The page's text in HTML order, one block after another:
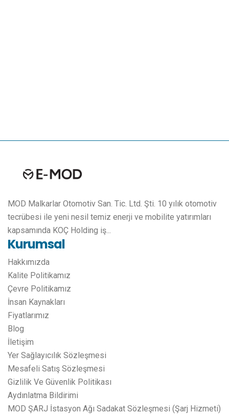
MOD Malkarlar Otomotiv San. Tic. Ltd. Şti. 10 yılık otomotiv
tecrübesi ile yeni nesil temiz enerji ve mobilite yatırımları
kapsamında KOÇ Holding iş...
Kurumsal
Hakkımızda
Kalite Politikamız
Çevre Politikamız
İnsan Kaynakları
Fiyatlarımız
Blog
İletişim
Yer Sağlayıcılık Sözleşmesi
Mesafeli Satış Sözleşmesi
Gizlilik Ve Güvenlik Politikası
Aydınlatma Bildirimi
MOD ŞARJ İstasyon Ağı Sadakat Sözleşmesi (Şarj Hizmeti)